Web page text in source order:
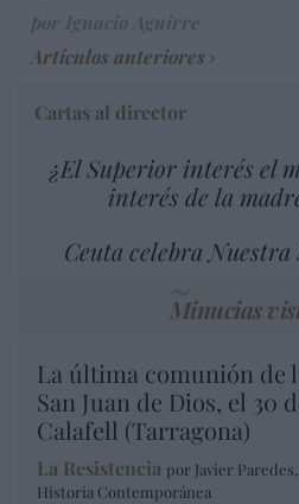
Artículos anteriores
Cartas al director
¿El Superior interés el
interés de la
Ceuta celebra
Minucias
La última comunión de
San Juan de Dios, el 30
Calafell (Tarragona)
La Resistencia por Javier
Historia Contemporánea